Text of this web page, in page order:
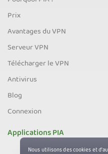
Prix
Avantages du VPN
Serveur VPN
Télécharger le VPN
Antivirus
Blog
Connexion
Applications PIA